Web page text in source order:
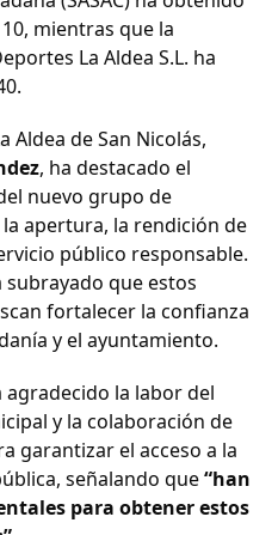
mientras que la
La Aldea S.L. ha
Aldea de San Nicolás,
, ha destacado el
nuevo grupo de
apertura, la rendición de
público responsable.
subrayado que estos
fortalecer la confianza
y el ayuntamiento.
agradecido la labor del
y la colaboración de
garantizar el acceso a la
señalando que“han
para obtener estos